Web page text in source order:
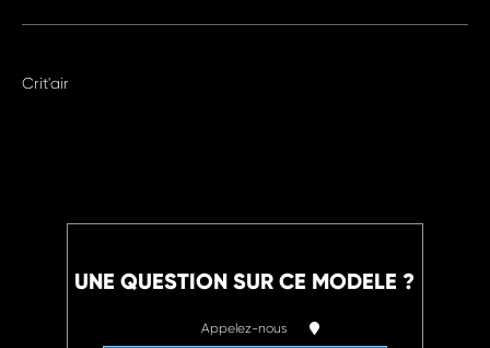
Crit'air
UNE QUESTION SUR CE MODELE ?
Appelez-nous